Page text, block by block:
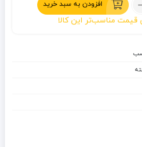
افزودن به سبد خرید
قیمت مناسب‌تر این کالا